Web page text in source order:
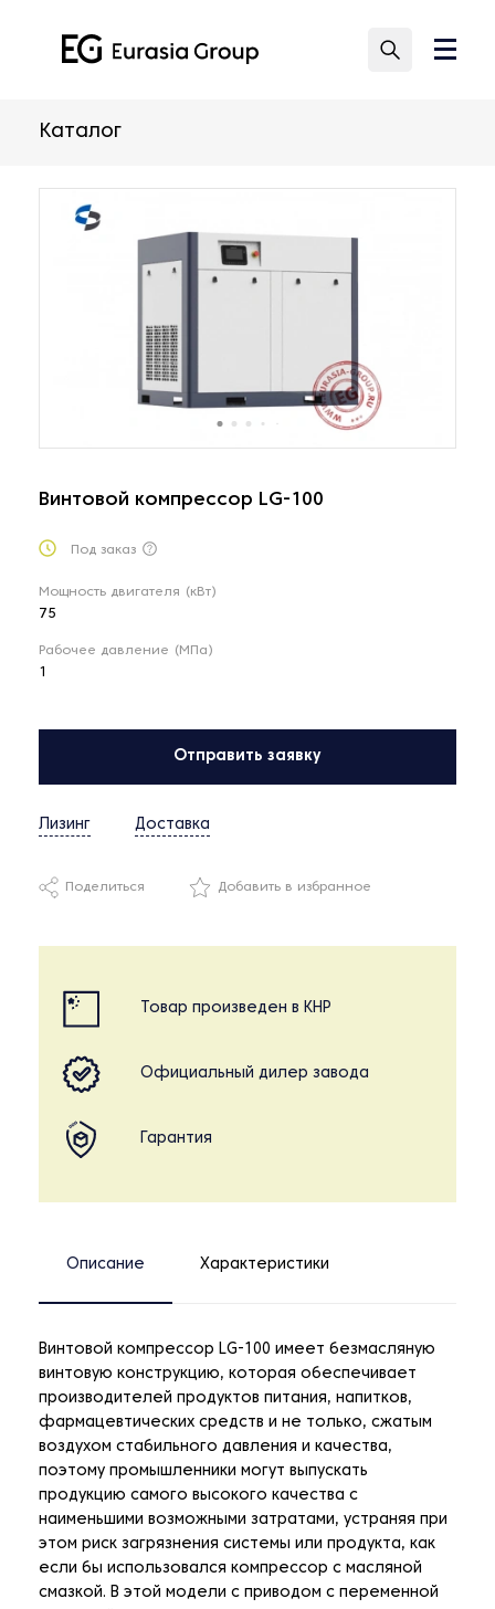
Каталог
Винтовой компрессор LG-100
Под заказ
Мощность двигателя (кВт)
75
Рабочее давление (МПа)
Отправить заявку
Лизинг Доставка
Поделиться Добавить в избранное
Товар произведен в КНР
Официальный дилер завода
Гарантия
Описание Характеристики
Винтовой компрессор LG-100 имеет безмасляную
винтовую конструкцию, которая обеспечивает
производителей продуктов питания, напитков,
фармацевтических средств и не только, сжатым
воздухом стабильного давления и качества,
поэтому промышленники могут выпускать
продукцию самого высокого качества с
наименьшими возможными затратами, устраняя при
этом риск загрязнения системы или продукта, как
если бы использовался компрессор с масляной
смазкой. В этой модели с приводом с переменной